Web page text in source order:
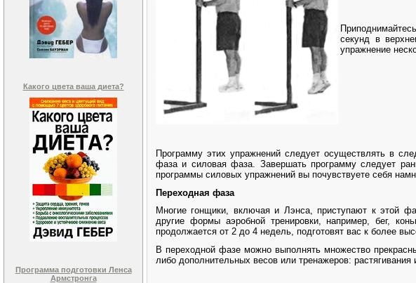
Какого цвета ваша диета?
Программа подготовки Ленса
Армстронга
секунд в
упражнение
Программу этих упражнений следует осуществлять в
фаза и силовая фаза. Завершать программу следует
программы силовых упражнений вы почувствуете себя
Переходная фаза
Многие гонщики, включая и Лэнса, приступают к этой
другие формы аэробной тренировки, например, бег,
продолжается от 2 до 4 недель, подготовят вас к более
В переходной фазе можно выполнять множество
либо дополнительных весов или тренажеров: растягивания